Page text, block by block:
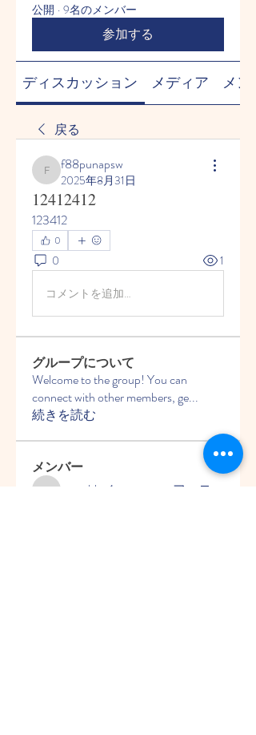
公開 · 9名のメンバー
参加する
ディスカッション メディア メン
戻る
f88punapsw
f88punapsw
2025年8月31日
12412412
123412
0
0 1
コメントを追加…
グループについて
Welcome to the group! You can
connect with other members, ge...
続きを読む
メンバー
ycetqhku4z
フォロー